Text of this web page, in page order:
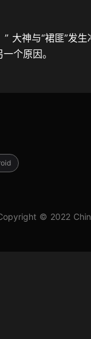
大神与“裙匪”发
个原因。
© 2022